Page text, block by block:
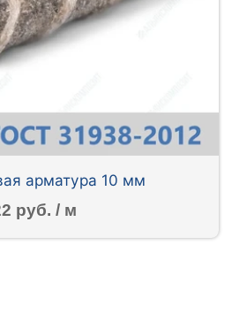
арматура 10 мм
руб. / м